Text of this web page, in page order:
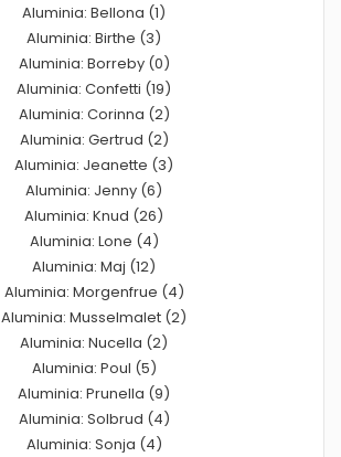
Aluminia: Bellona (1)
Aluminia: Birthe (3)
Aluminia: Borreby (0)
Aluminia: Confetti (19)
Aluminia: Corinna (2)
Aluminia: Gertrud (2)
Aluminia: Jeanette (3)
Aluminia: Jenny (6)
Aluminia: Knud (26)
Aluminia: Lone (4)
Aluminia: Maj (12)
Aluminia: Morgenfrue (4)
Aluminia: Musselmalet (2)
Aluminia: Nucella (2)
Aluminia: Poul (5)
Aluminia: Prunella (9)
Aluminia: Solbrud (4)
Aluminia: Sonja (4)